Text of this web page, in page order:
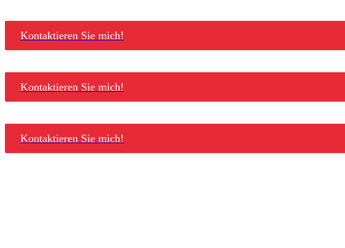
Kontaktieren Sie mich!
Kontaktieren Sie mich!
Kontaktieren Sie mich!